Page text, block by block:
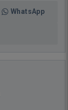
WhatsApp